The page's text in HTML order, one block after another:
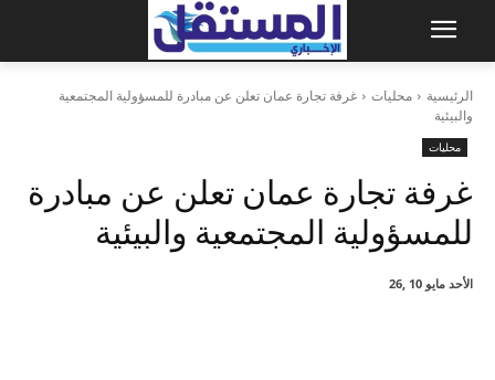
الرئيسية محليات
غرفة تجارة عمان تعلن عن مبادرة للمسؤولية المجتمعية
والبيئية
محليات
غرفة تجارة عمان تعلن عن مبادرة
للمسؤولية المجتمعية والبيئية
الأحد مايو 10 ,26